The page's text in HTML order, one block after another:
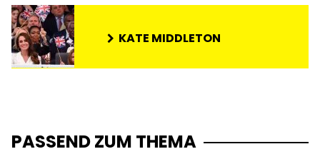
KATE MIDDLETON
PASSEND ZUM THEMA